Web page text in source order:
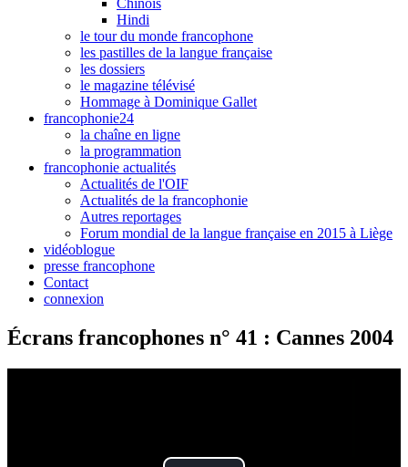
Chinois
Hindi
le tour du monde francophone
les pastilles de la langue française
les dossiers
le magazine télévisé
Hommage à Dominique Gallet
francophonie24
la chaîne en ligne
la programmation
francophonie actualités
Actualités de l'OIF
Actualités de la francophonie
Autres reportages
Forum mondial de la langue française en 2015 à Liège
vidéoblogue
presse francophone
Contact
connexion
Écrans francophones n° 41 : Cannes 2004